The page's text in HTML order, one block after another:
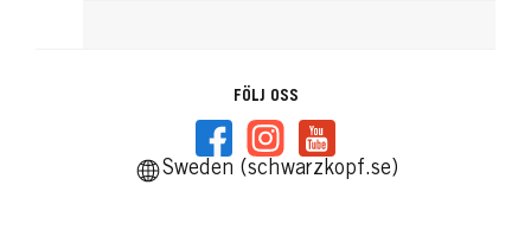
FÖLJ OSS
Sweden (schwarzkopf.se)